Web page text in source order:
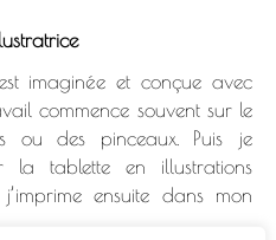
imaginée et conçue avec
commence souvent sur le
ou des pinceaux. Puis je
la tablette en illustrations
ensuite dans mon